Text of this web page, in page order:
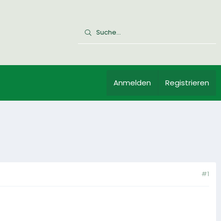
Anmelden Registrieren
#1